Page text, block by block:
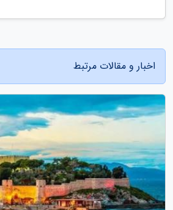
اخبار و مقالات مرتبط